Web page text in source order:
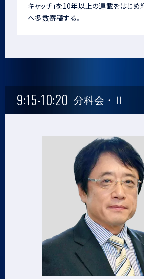
キャッチ」を10年以上の連載をはじ
へ多数寄稿する。
9:15-10:20 分科会・Ⅱ